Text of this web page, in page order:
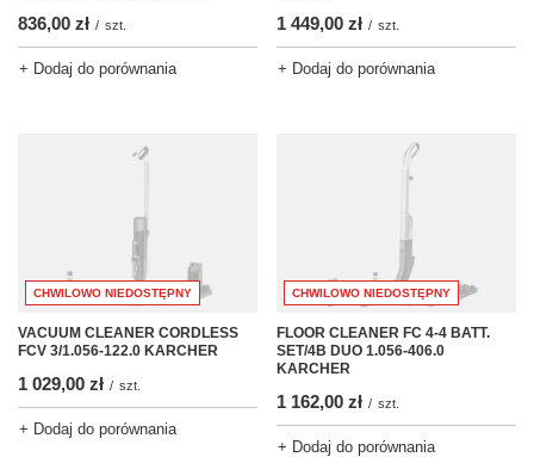
836,00 zł / szt.
+ Dodaj do porównania
1 449,00 zł / szt.
+ Dodaj do porównania
CHWILOWO NIEDOSTĘPNY
VACUUM CLEANER CORDLESS
FCV 3/1.056-122.0 KARCHER
1 029,00 zł / szt.
+ Dodaj do porównania
CHWILOWO NIEDOSTĘPNY
FLOOR CLEANER FC 4-4 BATT.
SET/4B DUO 1.056-406.0
KARCHER
1 162,00 zł / szt.
+ Dodaj do porównania